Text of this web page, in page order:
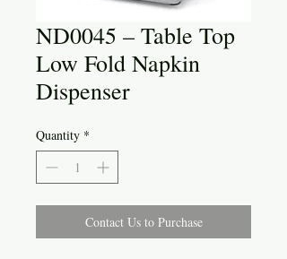
ND0045 – Table Top
Low Fold Napkin
Dispenser
Quantity *
Contact Us to Purchase